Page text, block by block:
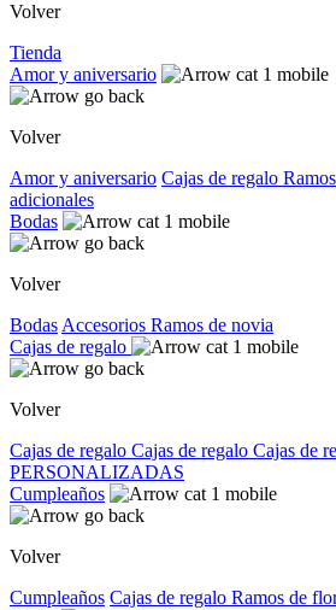
Volver
Tienda
Amor y aniversario
Volver
Amor y aniversario Cajas de regalo
adicionales
Bodas
Volver
Bodas Accesorios Ramos de novia
Cajas de regalo
Volver
Cajas de regalo Cajas de regalo Cajas de
PERSONALIZADAS
Cumpleaños
Volver
Cumpleaños Cajas de regalo Ramos de